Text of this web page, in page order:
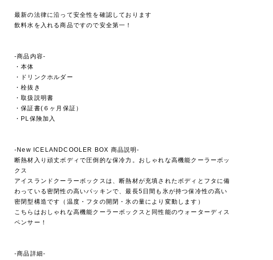
最新の法律に沿って安全性を確認しております
飲料水を入れる商品ですので安全第一！
-商品内容-
・本体
・ドリンクホルダー
・栓抜き
・取扱説明書
・保証書(６ヶ月保証）
・PL保険加入
-New ICELANDCOOLER BOX 商品説明-
断熱材入り頑丈ボディで圧倒的な保冷力。おしゃれな高機能クーラーボッ
クス
アイスランドクーラーボックスは、断熱材が充填されたボディとフタに備
わっている密閉性の高いパッキンで、最長5日間も氷が持つ保冷性の高い
密閉型構造です（温度・フタの開閉・氷の量により変動します）
こちらはおしゃれな高機能クーラーボックスと同性能のウォーターディス
ペンサー！
-商品詳細-